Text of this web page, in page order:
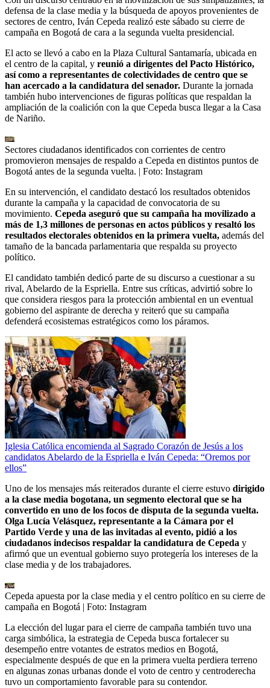
defensa de la clase media y la búsqueda de apoyos provenientes de
sectores de centro, Iván Cepeda realizó este sábado su cierre de
campaña en Bogotá de cara a la segunda vuelta presidencial.
El acto se llevó a cabo en la Plaza Cultural Santamaría, ubicada en
el centro de la capital, y reunió a dirigentes del Pacto Histórico,
así como a representantes de colectividades de centro que se
han acercado a la candidatura del senador. Durante la jornada
también hubo intervenciones de figuras políticas que respaldan la
ampliación de la coalición con la que Cepeda busca llegar a la Casa
de Nariño.
Sectores ciudadanos identificados con corrientes de centro
promovieron mensajes de respaldo a Cepeda en distintos puntos de
Bogotá antes de la segunda vuelta. | Foto: Instagram
En su intervención, el candidato destacó los resultados obtenidos
durante la campaña y la capacidad de convocatoria de su
movimiento. Cepeda aseguró que su campaña ha movilizado a
más de 1,3 millones de personas en actos públicos y resaltó los
resultados electorales obtenidos en la primera vuelta, además del
tamaño de la bancada parlamentaria que respalda su proyecto
político.
El candidato también dedicó parte de su discurso a cuestionar a su
rival, Abelardo de la Espriella. Entre sus críticas, advirtió sobre lo
que considera riesgos para la protección ambiental en un eventual
gobierno del aspirante de derecha y reiteró que su campaña
defenderá ecosistemas estratégicos como los páramos.
Iglesia Católica encomienda al Sagrado Corazón de Jesús a los
candidatos Abelardo de la Espriella e Iván Cepeda: “Oremos por
ellos”
Uno de los mensajes más reiterados durante el cierre estuvo dirigido
a la clase media bogotana, un segmento electoral que se ha
convertido en uno de los focos de disputa de la segunda vuelta.
Olga Lucía Velásquez, representante a la Cámara por el
Partido Verde y una de las invitadas al evento, pidió a los
ciudadanos indecisos respaldar la candidatura de Cepeda y
afirmó que un eventual gobierno suyo protegería los intereses de la
clase media y de los trabajadores.
Cepeda apuesta por la clase media y el centro político en su cierre de
campaña en Bogotá | Foto: Instagram
La elección del lugar para el cierre de campaña también tuvo una
carga simbólica, la estrategia de Cepeda busca fortalecer su
desempeño entre votantes de estratos medios en Bogotá,
especialmente después de que en la primera vuelta perdiera terreno
en algunas zonas urbanas donde el voto de centro y centroderecha
tuvo un comportamiento favorable para su contendor.